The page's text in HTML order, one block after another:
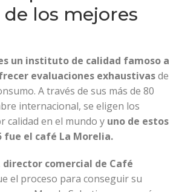
los mejores
un instituto de calidad famoso a
evaluaciones exhaustivasde
A través de sus más de 80
internacional, se eligen los
calidad en el mundo y uno de estos
fue el café La Morelia.
comercial de Café
el proceso para conseguir su